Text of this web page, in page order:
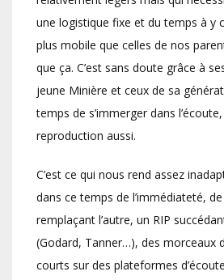
une logistique fixe et du temps à y
plus mobile que celles de nos
que ça. C’est sans doute grâce à
jeune Minière et ceux de sa
temps de s’immerger dans
reproduction aussi.
C’est ce qui nous rend assez
dans ce temps de l’immédiateté, de
remplaçant l’autre, un RIP
(Godard, Tanner…), des morceaux
courts sur des plateformes